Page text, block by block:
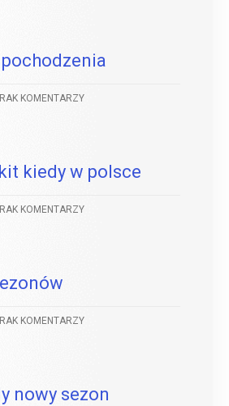
KOMENTARZY
kiedy w polsce
KOMENTARZY
KOMENTARZY
nowy sezon